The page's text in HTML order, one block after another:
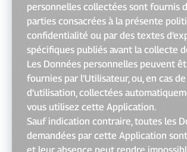
personnelles collectées sont fournis
parties consacrées à la présente
confidentialité ou par des textes
spécifiques publiés avant la collecte
Les Données personnelles peuvent
fournies par l’Utilisateur, ou, en cas
d’utilisation, collectées
vous utilisez cette Application.
Sauf indication contraire, toutes les
demandées par cette Application
et leur absence peut rendre